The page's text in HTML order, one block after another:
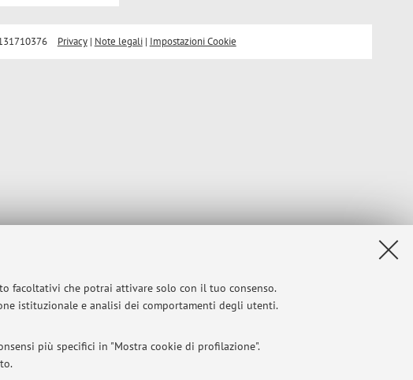
facoltativi che potrai attivare solo con il tuo consenso.
istituzionale e analisi dei comportamenti degli utenti.
più specifici in "Mostra cookie di profilazione".
Privacy| Note legali| Impostazioni Cookie